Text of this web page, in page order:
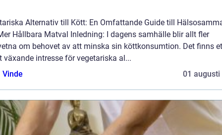
Alternativ till Kött: En Omfattande Guide till
Hållbara Matval Inledning: I dagens samhälle blir allt fler
om behovet av att minska sin köttkonsumtion. Det finns
växande intresse för vegetariska al...
Vinde
01 augusti